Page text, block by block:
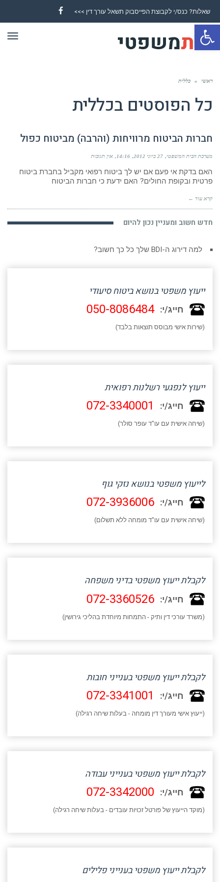
פתח סרגל נגישות
שאלות? כנס/י לקבוצת הפייסבוק תשאל עורך דין >>>
Facebook
ראשי » כללית
כל הפוסטים בכללית
חברות הביטוח מרוויחות (והרבה) מביטוח כפול
מערכת הבית המשפטי 27 ביוני 2012 14:16 אין תגובות
האם בדקת אי פעם אם יש לך ביטוח רפואי מקביל בחברת ביטוח
פרטית ובקופת החולים? האם ידעת כי חברות הביטוח
קרא עוד ←
חדש חשוב ומעניין נכון להיום
למה דירוג ה-BDI שלך כל כך חשוב?
ייעוץ משפטי בנושא ביטוח סיעודי
חייג/י: 050-8086484
(שירות אישי מבוסס תוצאות בלבד)
ייעוץ לנפגעי רשלנות רפואית
חייג/י: 072-3340001
(שיחה אישית עם עו"ד עופר סולר)
לייעוץ משפטי בנושא נזקי גוף
חייג/י: 072-3936006
(שיחה אישית עם עו"ד מומחה ללא תשלום)
לקבלת ייעוץ משפטי בדיני משפחה
חייג/י: 072-3360526
(משרד עורכי דין ותיק - התמחות מיוחדת בהליכי גירושין)
לקבלת ייעוץ משפטי בענייני חובות
חייג/י: 072-3341001
(ייעוץ אישי מעורך דין מומחה - בעלות שיחה רגילה)
לקבלת ייעוץ משפטי בענייני עבודה
חייג/י: 072-3342000
(מוקד הייעוץ של פורטל זכויות עובדים - בעלות שיחה רגילה)
לקבלת ייעוץ משפטי בענייני פלילים